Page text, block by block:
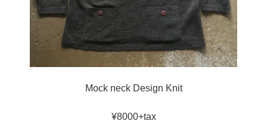
Mock neck Design Knit
¥8000+tax